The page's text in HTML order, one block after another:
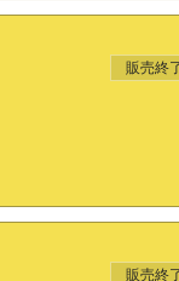
販売終
販売終